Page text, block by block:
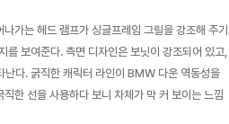
가는 헤드 램프가 싱글프레임 그릴을 강조해 주기
를 보여준다. 측면 디자인은 보닛이 강조되어 있고,
다. 굵직한 캐릭터 라인이 BMW 다운 역동성을
한 선을 사용하다 보니 차체가 막 커 보이는 느낌